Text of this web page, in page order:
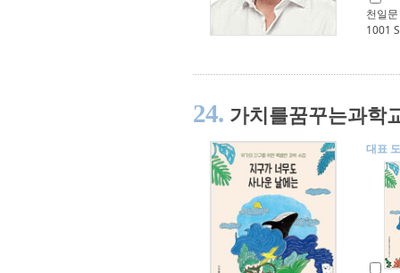
천일
1001
24. 가치를꿈꾸는과학
대표